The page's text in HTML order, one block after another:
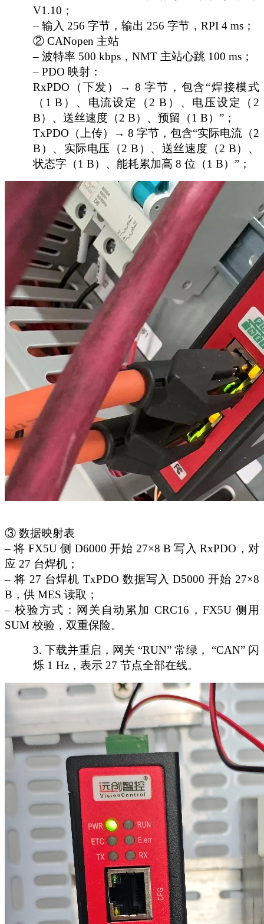
V1.10；
– 输入 256 字节，输出 256 字节，RPI 4 ms；
② CANopen 主站
– 波特率 500 kbps，NMT 主站心跳 100 ms；
– PDO 映射：
RxPDO（下发）→ 8 字节，包含“焊接模式
（1 B）、电流设定（2 B）、电压设定（2
B）、送丝速度（2 B）、预留（1 B）”；
TxPDO（上传）→ 8 字节，包含“实际电流（2
B）、实际电压（2 B）、送丝速度（2 B）、
状态字（1 B）、能耗累加高 8 位（1 B）”；
③ 数据映射表
– 将 FX5U 侧 D6000 开始 27×8 B 写入 RxPDO，对
应 27 台焊机；
– 将 27 台焊机 TxPDO 数据写入 D5000 开始 27×8
B，供 MES 读取；
– 校验方式：网关自动累加 CRC16，FX5U 侧用
SUM 校验，双重保险。
3.下载并重启，网关 “RUN” 常绿， “CAN” 闪
烁 1 Hz，表示 27 节点全部在线。